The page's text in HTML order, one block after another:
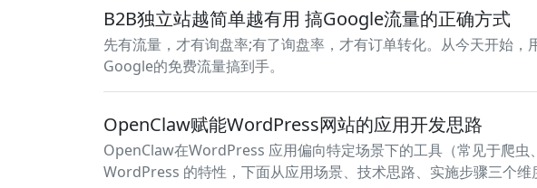
B2B独立站越简单越有用 搞Google流量的正确方式
先有流量，才有询盘率;有了询盘率，才有订单转化。从今天开始
Google的免费流量搞到手。
OpenClaw赋能WordPress网站的应用开发思路
OpenClaw在WordPress 应用偏向特定场景下的工具（常见于爬虫
WordPress 的特性，下面从应用场景、技术思路、实施步骤三个维